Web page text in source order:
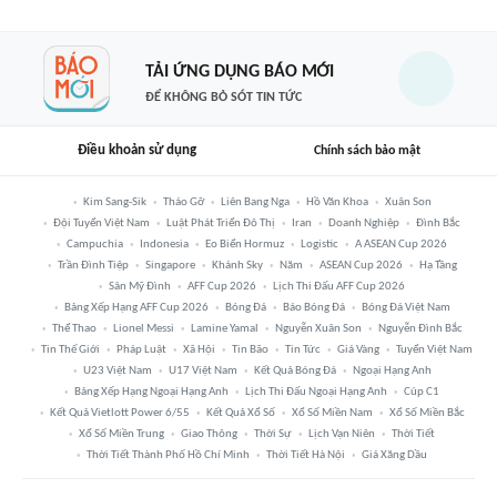
TẢI ỨNG DỤNG BÁO MỚI
ĐỂ KHÔNG BỎ SÓT TIN TỨC
Điều khoản sử dụng Chính sách bảo mật
Kim Sang-Sik Tháo Gỡ Liên Bang Nga Hồ Văn Khoa
Xuân Son
Đội Tuyển Việt Nam
Luật Phát Triển Đô Thị Iran Doanh Nghiệp
Đình Bắc
Campuchia
Indonesia Eo Biển Hormuz Logistic
A ASEAN Cup 2026
Trần Đình Tiệp
Singapore Khánh Sky Năm ASEAN Cup 2026
Hạ Tầng
Sân Mỹ Đình
AFF Cup 2026
Lịch Thi Đấu AFF Cup 2026
Bảng Xếp Hạng AFF Cup 2026
Bóng Đá Báo Bóng Đá
Bóng Đá Việt Nam
Thể Thao
Lionel Messi Lamine Yamal Nguyễn Xuân Son
Nguyễn Đình Bắc
Tin Thế Giới
Pháp Luật Xã Hội Tin Bão Tin Tức Giá Vàng
Tuyển Việt Nam
U23 Việt Nam
U17 Việt Nam Kết Quả Bóng Đá
Ngoại Hạng Anh
Bảng Xếp Hạng Ngoại Hạng Anh
Lịch Thi Đấu Ngoại Hạng Anh
Cúp C1
Kết Quả Vietlott Power 6/55
Kết Quả Xổ Số Xổ Số Miền Nam
Xổ Số Miền Bắc
Xổ Số Miền Trung
Giao Thông Thời Sự Lịch Vạn Niên
Thời Tiết
Thời Tiết Thành Phố Hồ Chí Minh
Thời Tiết Hà Nội Giá Xăng Dầu